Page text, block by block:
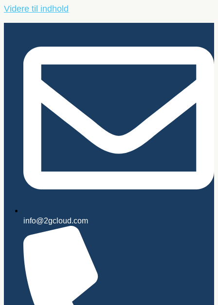
Videre til indhold
info@2gcloud.com